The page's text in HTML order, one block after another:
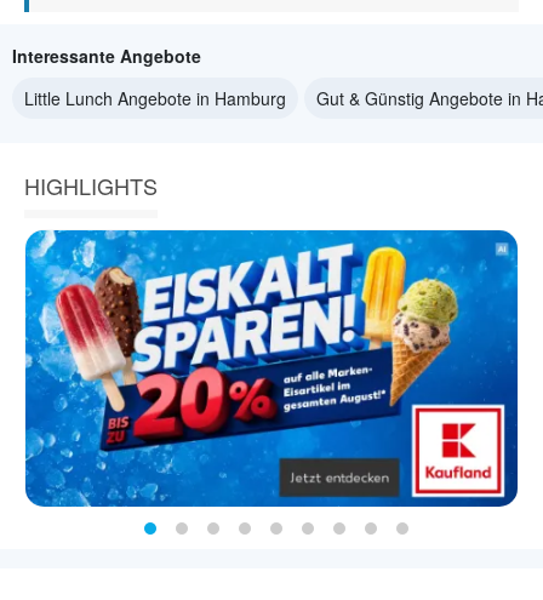
Interessante Angebote
Little Lunch Angebote in Hamburg
Gut & Günstig Angebote in
HIGHLIGHTS